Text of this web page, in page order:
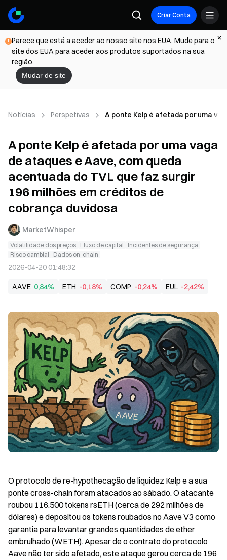
Criar Conta
Parece que está a aceder ao nosso site nos EUA. Mude para o
site dos EUA para aceder aos produtos suportados na sua
região.
Mudar de site
Notícias Perspetivas A ponte Kelp é afetada por uma
A ponte Kelp é afetada por uma vaga
de ataques e Aave, com queda
acentuada do TVL que faz surgir
196 milhões em créditos de
cobrança duvidosa
MarketWhisper
Volatilidade dos preços Fluxo de capital
Incidentes de segurança
Risco cambial
Dados on-chain
2026-04-20 01:48:32
AAVE 0,84% ETH -0,18% COMP -0,24% EUL -2,42%
O protocolo de re-hypothecação de liquidez Kelp e a sua
ponte cross-chain foram atacados ao sábado. O atacante
roubou 116.500 tokens rsETH (cerca de 292 milhões de
dólares) e depositou os tokens roubados no Aave V3 como
garantia para levantar grandes quantidades de ether
embrulhado (WETH). Apesar de o contrato do protocolo
Aave não ter sido afetado, este ataque gerou cerca de 196